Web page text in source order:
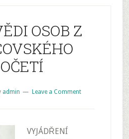
OSOB Z
admin Leave a Comment
VYJÁDŘENÍ